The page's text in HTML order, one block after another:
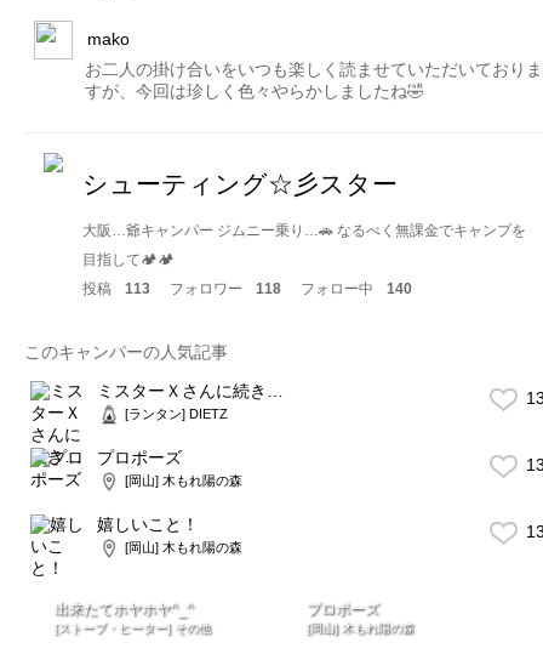
mako
お二人の掛け合いをいつも楽しく読ませていただいておりま
すが、今回は珍しく色々やらかしましたね🤣
シューティング☆彡スター
大阪…爺キャンパー ジムニー乗り…🚗 なるべく無課金でキャンプを
目指して🏕🏕
投稿
113 フォロワー 118 フォロー中 140
このキャンパーの人気記事
ミスターＸさんに続き…
[ランタン] DIETZ
プロポーズ
[岡山] 木もれ陽の森
嬉しいこと！
[岡山] 木もれ陽の森
出来たてホヤホヤ^_^
[ストーブ・ヒーター] その他
プロポーズ
[岡山] 木もれ陽の森